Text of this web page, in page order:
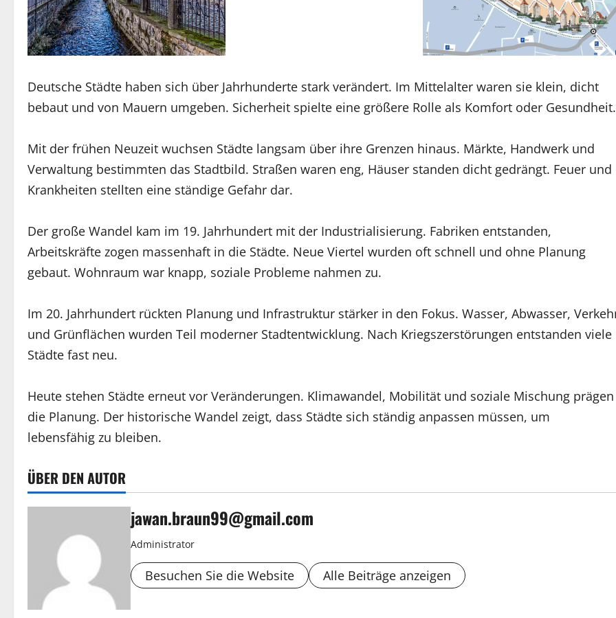
Deutsche Städte haben sich über Jahrhunderte stark verändert. Im Mittelalter waren sie klein, dicht
bebaut und von Mauern umgeben. Sicherheit spielte eine größere Rolle als Komfort oder Gesundheit.
Mit der frühen Neuzeit wuchsen Städte langsam über ihre Grenzen hinaus. Märkte, Handwerk und
Verwaltung bestimmten das Stadtbild. Straßen waren eng, Häuser standen dicht gedrängt. Feuer und
Krankheiten stellten eine ständige Gefahr dar.
Der große Wandel kam im 19. Jahrhundert mit der Industrialisierung. Fabriken entstanden,
Arbeitskräfte zogen massenhaft in die Städte. Neue Viertel wurden oft schnell und ohne Planung
gebaut. Wohnraum war knapp, soziale Probleme nahmen zu.
Im 20. Jahrhundert rückten Planung und Infrastruktur stärker in den Fokus. Wasser, Abwasser,
und Grünflächen wurden Teil moderner Stadtentwicklung. Nach Kriegszerstörungen entstanden viele
Städte fast neu.
Heute stehen Städte erneut vor Veränderungen. Klimawandel, Mobilität und soziale Mischung prägen
die Planung. Der historische Wandel zeigt, dass Städte sich ständig anpassen müssen, um
lebensfähig zu bleiben.
ÜBER DEN AUTOR
jawan.braun99@gmail.com
Administrator
Besuchen Sie die Website Alle Beiträge anzeigen